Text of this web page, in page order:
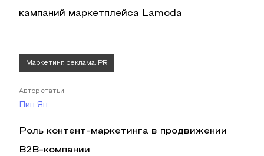
кампаний маркетплейса Lamoda
Маркетинг, реклама, PR
Автор статьи
Пин Ян
Роль контент-маркетинга в продвижении
B2B-компании